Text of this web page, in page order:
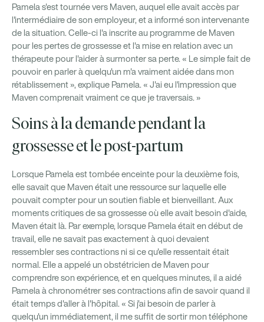
Pamela s'est tournée vers Maven, auquel elle avait accès par
l'intermédiaire de son employeur, et a informé son intervenante
de la situation. Celle-ci l'a inscrite au programme de Maven
pour les pertes de grossesse et l'a mise en relation avec un
thérapeute pour l'aider à surmonter sa perte. « Le simple fait de
pouvoir en parler à quelqu'un m'a vraiment aidée dans mon
rétablissement », explique Pamela. « J'ai eu l'impression que
Maven comprenait vraiment ce que je traversais. »
Soins à la demande pendant la
grossesse et le post-partum
Lorsque Pamela est tombée enceinte pour la deuxième fois,
elle savait que Maven était une ressource sur laquelle elle
pouvait compter pour un soutien fiable et bienveillant. Aux
moments critiques de sa grossesse où elle avait besoin d'aide,
Maven était là. Par exemple, lorsque Pamela était en début de
travail, elle ne savait pas exactement à quoi devaient
ressembler ses contractions ni si ce qu'elle ressentait était
normal. Elle a appelé un obstétricien de Maven pour
comprendre son expérience, et en quelques minutes, il a aidé
Pamela à chronométrer ses contractions afin de savoir quand il
était temps d'aller à l'hôpital. « Si j'ai besoin de parler à
quelqu'un immédiatement, il me suffit de sortir mon téléphone